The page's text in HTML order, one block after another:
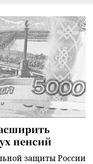
пенсий
защиты России